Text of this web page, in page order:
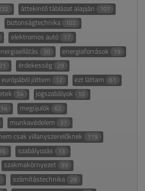
áttekintő táblázat alapján 107
biztonságtechnika 102
elektromos autó 17
30 energiaforrások 19
21 érdekesség 29
európából jöttem 12 ezt láttam 61
54 jogszabályok 10
14 megújulók 62
munkavédelem 37
csak villanyszerelőknek 119
16 szabályozás 13
szakmakörnyezet 99
számítástechnika 28